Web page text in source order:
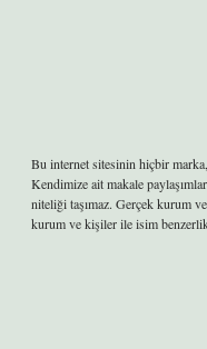
Bu internet sitesinin hiçbir
Kendimize ait makale
niteliği taşımaz. Gerçek kurum
kurum ve kişiler ile isim